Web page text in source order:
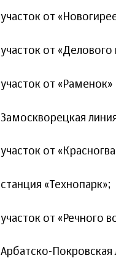
участок от
участок от
участок от
Замоскворецкая
участок от
станция «Технопарк»;
участок от «Речного
Арбатско-Покровская